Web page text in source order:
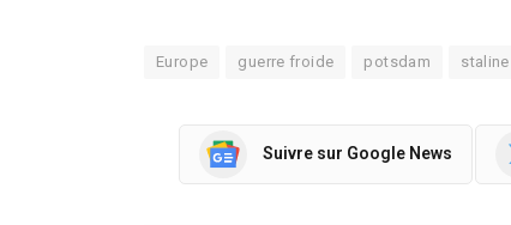
Europe guerre froide potsdam staline
Suivre sur Google News